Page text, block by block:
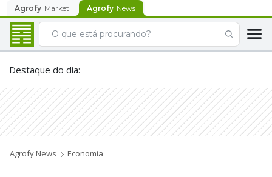
Agrofy Market Agrofy News
Destaque do dia:
Agrofy News Economia